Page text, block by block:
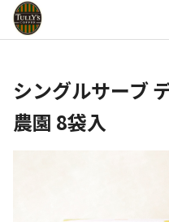
シングルサーブ
農園 8袋入